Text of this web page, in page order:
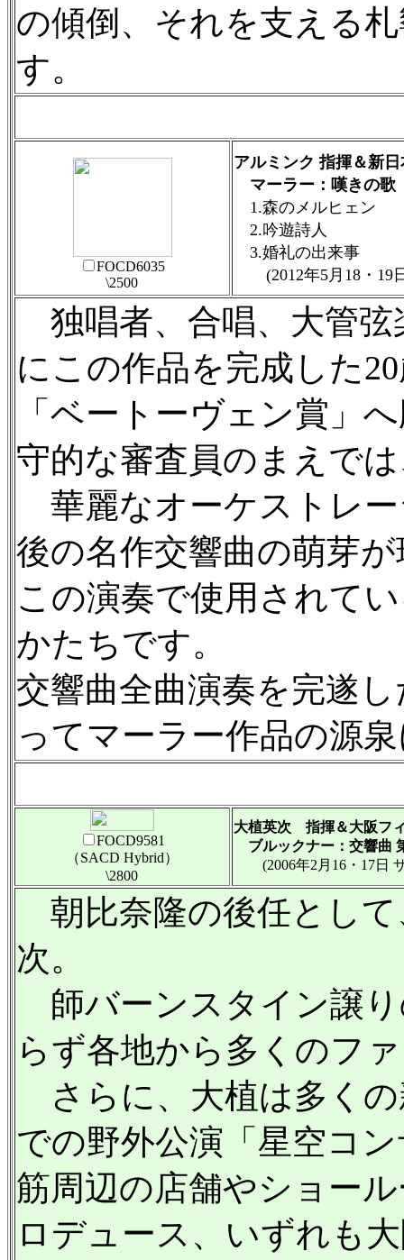
の傾倒、それを支える
す。
FOCD6035
\2500
アルミンク 指揮＆新
マーラー：嘆きの歌
1.森のメルヒェン
2.吟遊詩人
3.婚礼の出来事
(2012年5月18・19
独唱者、合唱、大管弦
にこの作品を完成した
「ベートーヴェン賞」
守的な審査員のまえで
華麗なオーケストレー
後の名作交響曲の萌芽
この演奏で使用されて
かたちです。
交響曲全曲演奏を完遂
ってマーラー作品の源
FOCD9581
（SACD Hybrid）
\2800
大植英次 指揮＆大阪フ
ブルックナー：交響曲
(2006年2月16・17日
朝比奈隆の後任として
次。
師バーンスタイン譲
らず各地から多くのフ
さらに、大植は多くの
での野外公演「星空コ
筋周辺の店舗やショー
ロデュース、いずれも